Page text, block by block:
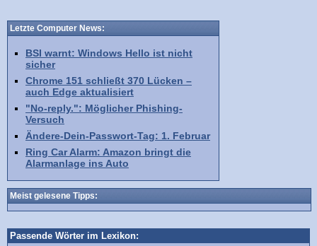
Letzte Computer News:
BSI warnt: Windows Hello ist nicht
sicher
Chrome 151 schließt 370 Lücken –
auch Edge aktualisiert
"No-reply.": Möglicher Phishing-
Versuch
Ändere-Dein-Passwort-Tag: 1. Februar
Ring Car Alarm: Amazon bringt die
Alarmanlage ins Auto
Meist gelesene Tipps:
Passende Wörter im Lexikon: